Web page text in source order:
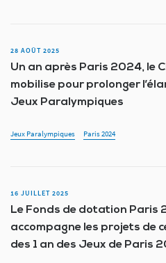
28 AOÛT 2025
Un an après Paris 2024, le
mobilise pour prolonger
Jeux Paralympiques
Jeux Paralympiques Paris 2024
16 JUILLET 2025
Le Fonds de dotation Paris
accompagne les projets de
des 1 an des Jeux de Paris